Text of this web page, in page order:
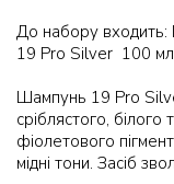
До набору
19 Pro Silver 100
Шампунь 19 Pro
сріблястого,
фіолетового
мідні тони. Засіб